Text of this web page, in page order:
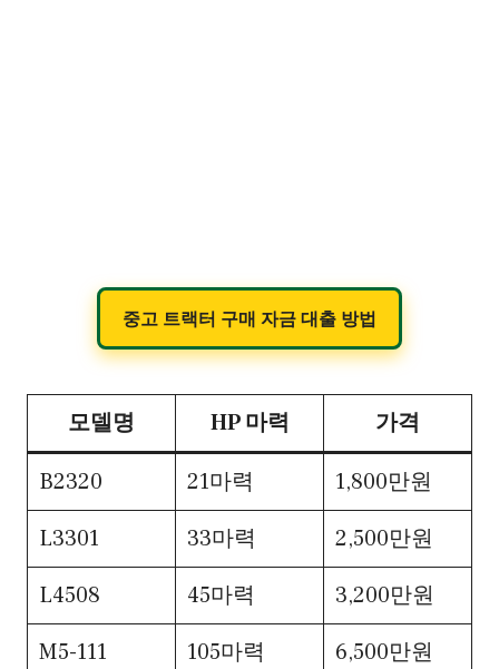
중고 트랙터 구매 자금 대출 방법
모델명 HP 마력 가격
B2320 21마력
1,800만원
L3301
33마력
2,500만원
L4508
45마력
3,200만원
M5-111
105마력 6,500만원